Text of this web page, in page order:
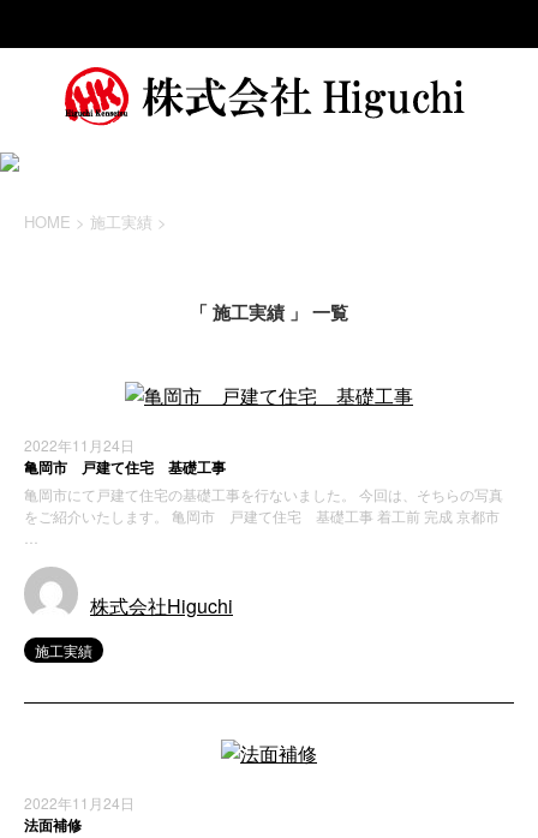
HOME > 施工実績 >
「 施工実績 」 一覧
2022年11月24日
亀岡市 戸建て住宅 基礎工事
亀岡市にて戸建て住宅の基礎工事を行ないました。 今回は、そちらの写真
をご紹介いたします。 亀岡市 戸建て住宅 基礎工事 着工前 完成 京都市
株式会社Higuchi
施工実績
2022年11月24日
法面補修